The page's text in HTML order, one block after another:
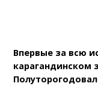
Впервые за всю
карагандинском